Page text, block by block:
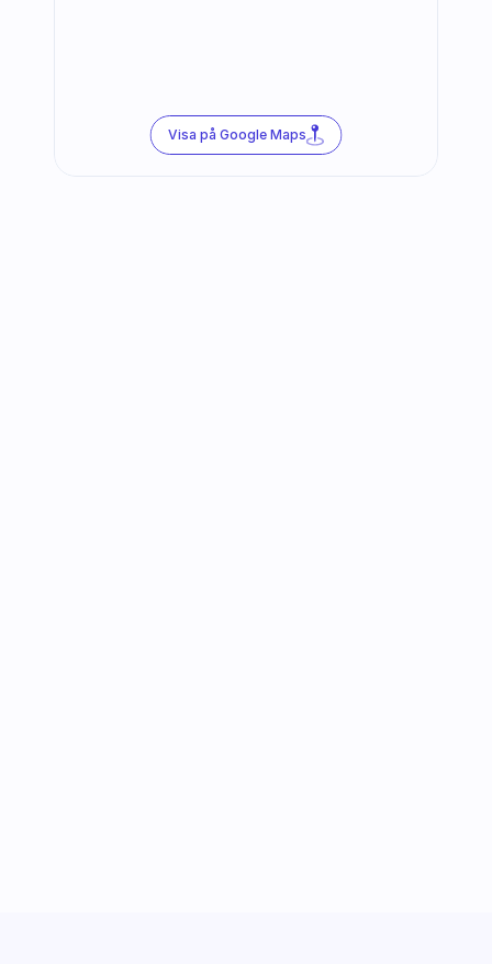
Visa på Google Maps